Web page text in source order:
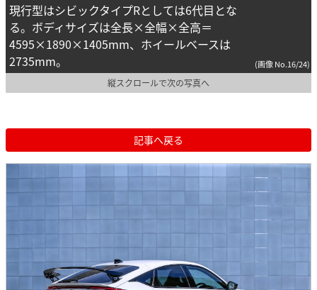
現行型はシビックタイプRとしては6代目とな
る。ボディサイズは全長×全幅×全高＝
4595×1890×1405mm、ホイールベースは
2735mm。
(画像 No.16/24)
縦スクロールで次の写真へ
記事へ戻る